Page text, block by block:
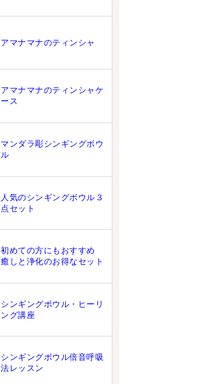
アマナマナのティンシャ
アマナマナのティンシャケ
ース
マンダラ彫シンギングボウ
ル
人気のシンギングボウル３
点セット
初めての方にもおすすめ
癒しと浄化のお得なセット
シンギングボウル・ヒーリ
ング講座
シンギングボウル倍音呼吸
法レッスン